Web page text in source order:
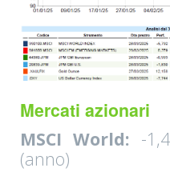
Mercati azionari
MSCI World: -
(anno)